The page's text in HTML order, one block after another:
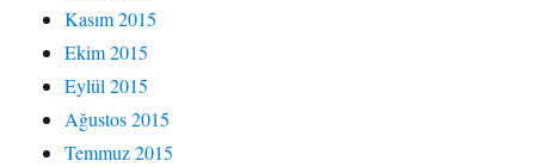
Kasım 2015
Ekim 2015
Eylül 2015
Ağustos 2015
Temmuz 2015